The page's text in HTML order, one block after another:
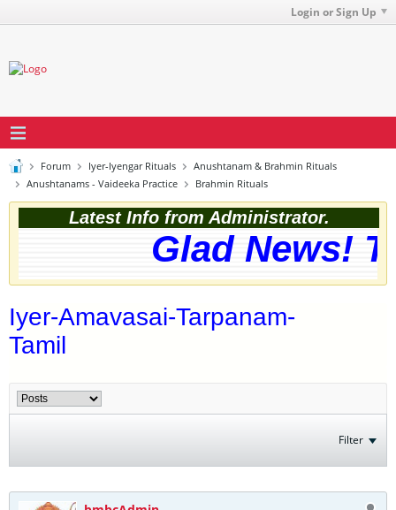
Login or Sign Up
Forum Iyer-Iyengar Rituals
Anushtanam & Brahmin Rituals
Anushtanams - Vaideeka Practice
Brahmin Rituals
Latest Info from Administrator.
Glad News!
Iyer-Amavasai-Tarpanam-
Tamil
Filter